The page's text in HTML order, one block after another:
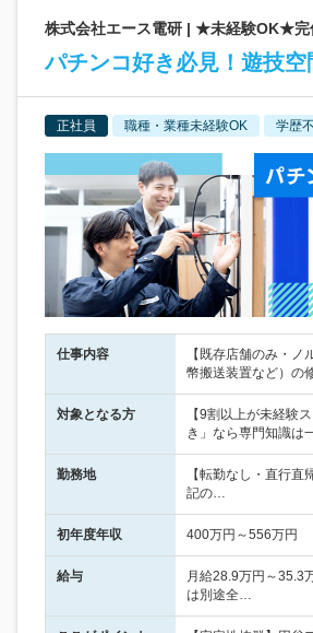
株式会社エース電研 | ★未経験OK★
パチンコ好き必見！遊技空
正社員 職種・業種未経験OK 学歴
仕事内容
【既存店舗のみ・
幣搬送装置など）の
対象となる方
【9割以上が未経験
き」なら専門知識は
勤務地
【転勤なし・直行
記の…
初年度年収 400万円～556万円
給与
月給28.9万円～35.3
は別途全…